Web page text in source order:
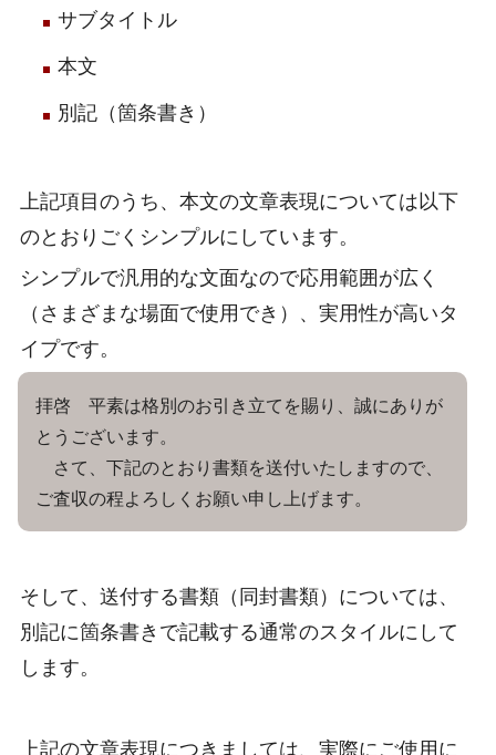
サブタイトル
本文
別記（箇条書き）
上記項目のうち、本文の文章表現については以下
のとおりごくシンプルにしています。
シンプルで汎用的な文面なので応用範囲が広く
（さまざまな場面で使用でき）、実用性が高いタ
イプです。
拝啓 平素は格別のお引き立てを賜り、誠にありが
とうございます。
さて、下記のとおり書類を送付いたしますので、
ご査収の程よろしくお願い申し上げます。
そして、送付する書類（同封書類）については、
別記に箇条書きで記載する通常のスタイルにして
します。
上記の文章表現につきましては、実際にご使用に